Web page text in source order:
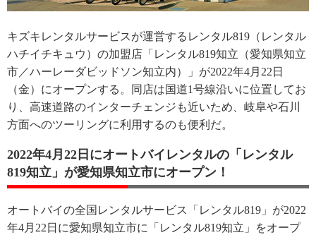
キズキレンタルサービスが運営するレンタル819（レンタル
ハチイチキュウ）の加盟店「レンタル819知立（愛知県知立
市／ハーレーダビッドソン知立内）」が2022年4月22日
（金）にオープンする。同店は国道1号線沿いに位置してお
り、高速道路のインターチェンジも近いため、岐阜や石川
方面へのツーリングに利用するのも便利だ。
2022年4月22日にオートバイレンタルの「レンタル
819知立」が愛知県知立市にオープン！
オートバイの全国レンタルサービス「レンタル819」が2022
年4月22日に愛知県知立市に「レンタル819知立」をオープ